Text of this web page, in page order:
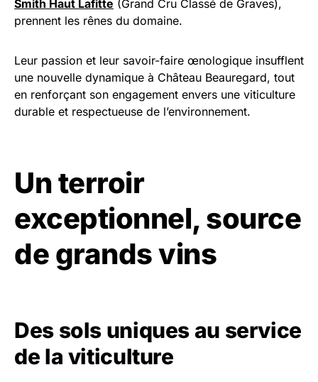
Smith Haut Lafitte (Grand Cru Classé de Graves),
prennent les rênes du domaine.
Leur passion et leur savoir-faire œnologique insufflent
une nouvelle dynamique à Château Beauregard, tout
en renforçant son engagement envers une viticulture
durable et respectueuse de l’environnement.
Un terroir
exceptionnel, source
de grands vins
Des sols uniques au service
de la viticulture